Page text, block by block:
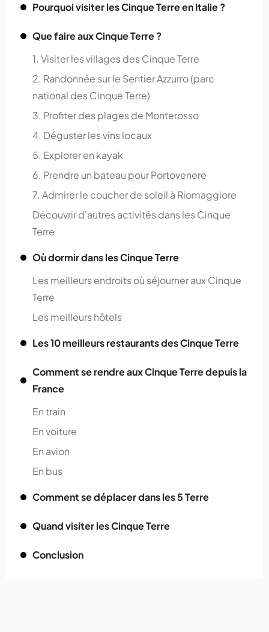
Pourquoi visiter les Cinque Terre en Italie ?
Que faire aux Cinque Terre ?
1. Visiter les villages des Cinque Terre
2. Randonnée sur le Sentier Azzurro (parc
national des Cinque Terre)
3. Profiter des plages de Monterosso
4. Déguster les vins locaux
5. Explorer en kayak
6. Prendre un bateau pour Portovenere
7. Admirer le coucher de soleil à Riomaggiore
Découvrir d'autres activités dans les Cinque
Terre
Où dormir dans les Cinque Terre
Les meilleurs endroits où séjourner aux Cinque
Terre
Les meilleurs hôtels
Les 10 meilleurs restaurants des Cinque Terre
Comment se rendre aux Cinque Terre depuis la
France
En train
En voiture
En avion
En bus
Comment se déplacer dans les 5 Terre
Quand visiter les Cinque Terre
Conclusion